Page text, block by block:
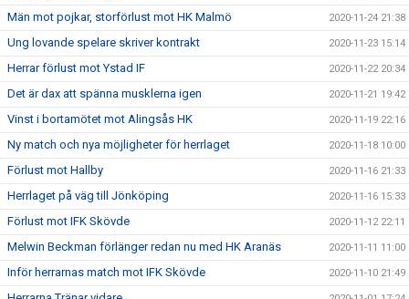
Män mot pojkar, storförlust mot HK Malmö 2020-11-24 21:38
Ung lovande spelare skriver kontrakt 2020-11-23 15:14
Herrar förlust mot Ystad IF 2020-11-22 20:34
Det är dax att spänna musklerna igen 2020-11-21 19:42
Vinst i bortamötet mot Alingsås HK 2020-11-19 22:16
Ny match och nya möjligheter för herrlaget 2020-11-18 10:00
Förlust mot Hallby 2020-11-16 21:33
Herrlaget på väg till Jönköping 2020-11-16 15:33
Förlust mot IFK Skövde 2020-11-12 22:11
Melwin Beckman förlänger redan nu med HK Aranäs 2020-11-11 11:00
Inför herrarnas match mot IFK Skövde 2020-11-10 21:49